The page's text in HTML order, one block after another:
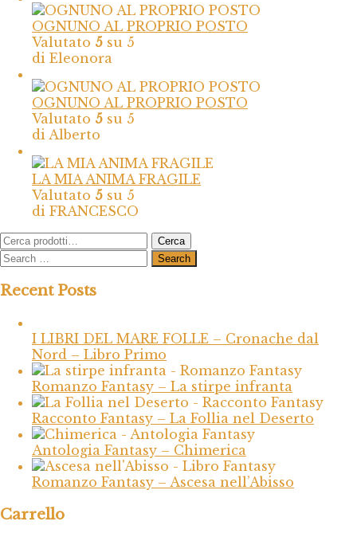
OGNUNO AL PROPRIO POSTO
Valutato 5 su 5
di Eleonora
OGNUNO AL PROPRIO POSTO
Valutato 5 su 5
di Alberto
LA MIA ANIMA FRAGILE
Valutato 5 su 5
di FRANCESCO
Cerca:
Cerca
Recent Posts
I LIBRI DEL MARE FOLLE – Cronache dal
Nord – Libro Primo
Romanzo Fantasy – La stirpe infranta
Racconto Fantasy – La Follia nel Deserto
Antologia Fantasy – Chimerica
Romanzo Fantasy – Ascesa nell’Abisso
Carrello